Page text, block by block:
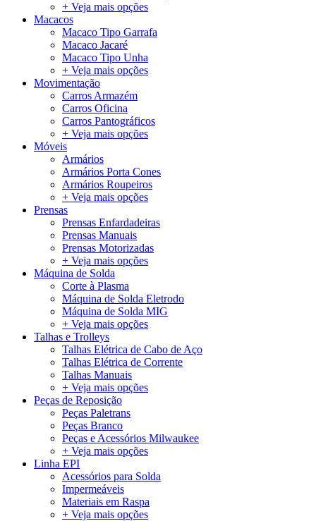
+ Veja mais opções
Macacos
Macaco Tipo Garrafa
Macaco Jacaré
Macaco Tipo Unha
+ Veja mais opções
Movimentação
Carros Armazém
Carros Oficina
Carros Pantográficos
+ Veja mais opções
Móveis
Armários
Armários Porta Cones
Armários Roupeiros
+ Veja mais opções
Prensas
Prensas Enfardadeiras
Prensas Manuais
Prensas Motorizadas
+ Veja mais opções
Máquina de Solda
Corte à Plasma
Máquina de Solda Eletrodo
Máquina de Solda MIG
+ Veja mais opções
Talhas e Trolleys
Talhas Elétrica de Cabo de Aço
Talhas Elétrica de Corrente
Talhas Manuais
+ Veja mais opções
Peças de Reposição
Peças Paletrans
Peças Branco
Peças e Acessórios Milwaukee
+ Veja mais opções
Linha EPI
Acessórios para Solda
Impermeáveis
Materiais em Raspa
+ Veja mais opções